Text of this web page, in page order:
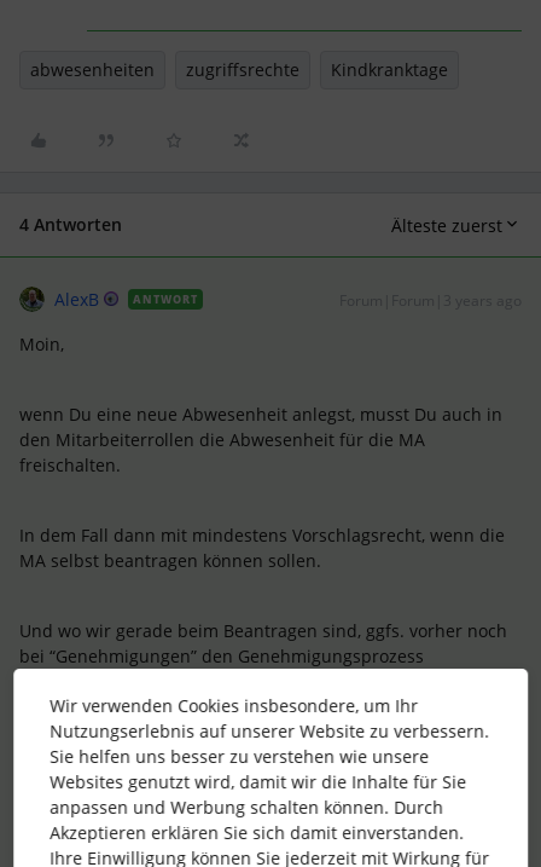
abwesenheiten zugriffsrechte Kindkranktage
4 Antworten Älteste zuerst
AlexB ANTWORT
Moin,
wenn Du eine neue Abwesenheit anlegst, musst Du auch in
den Mitarbeiterrollen die Abwesenheit für die MA
freischalten.
In dem Fall dann mit mindestens Vorschlagsrecht, wenn die
MA selbst beantragen können sollen.
Und wo wir gerade beim Beantragen sind, ggfs. vorher noch
bei “Genehmigungen” den Genehmigungsprozess
Gruß
Alex
P.S.:
Wir verwenden Cookies insbesondere, um Ihr
Nutzungserlebnis auf unserer Website zu verbessern.
Sie helfen uns besser zu verstehen wie unsere
Websites genutzt wird, damit wir die Inhalte für Sie
anpassen und Werbung schalten können. Durch
Akzeptieren erklären Sie sich damit einverstanden.
Ihre Einwilligung können Sie jederzeit mit Wirkung für